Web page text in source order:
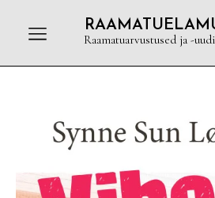
Raamatuarvustused ja -